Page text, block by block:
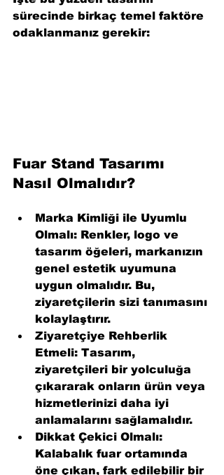
sürecinde birkaç temel faktöre
odaklanmanız gerekir:
Fuar Stand Tasarımı
Nasıl Olmalıdır?
Marka Kimliği ile Uyumlu
Olmalı: Renkler, logo ve
tasarım öğeleri, markanızın
genel estetik uyumuna
uygun olmalıdır. Bu,
ziyaretçilerin sizi tanımasını
kolaylaştırır.
Ziyaretçiye Rehberlik
Etmeli: Tasarım,
ziyaretçileri bir yolculuğa
çıkararak onların ürün veya
hizmetlerinizi daha iyi
anlamalarını sağlamalıdır.
Dikkat Çekici Olmalı:
Kalabalık fuar ortamında
öne çıkan, fark edilebilir bir